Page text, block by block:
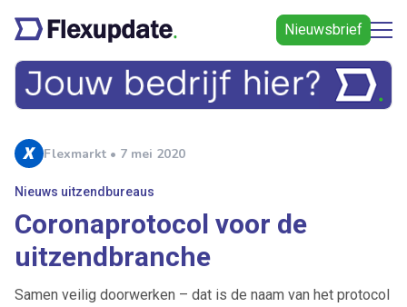
Nieuwsbrief
Flexmarkt • 7 mei 2020
Nieuws uitzendbureaus
Coronaprotocol voor de
uitzendbranche
Samen veilig doorwerken – dat is de naam van het protocol